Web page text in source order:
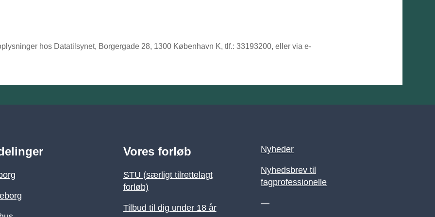
hos Datatilsynet, Borgergade 28, 1300 København K, tlf.: 33193200, eller via e-
Vores forløb
STU (særligt tilrettelagt
forløb)
Tilbud til dig under 18 år
Nyheder
Nyhedsbrev til
fagprofessionelle
—